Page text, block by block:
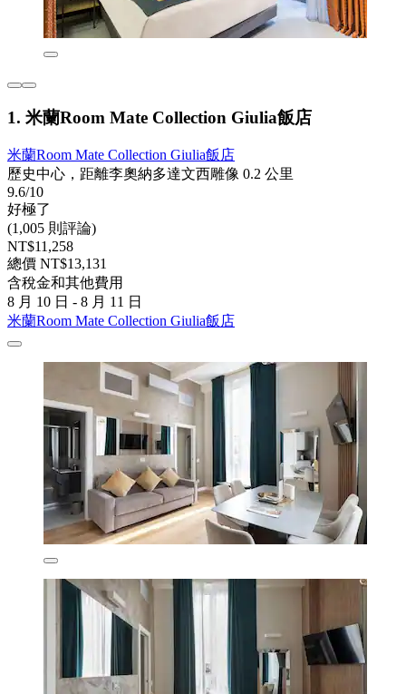
1. 米蘭Room Mate Collection Giulia飯店
米蘭Room Mate Collection Giulia飯店
歷史中心，距離李奧納多達文西雕像 0.2 公里
9.6/10
好極了
(1,005 則評論)
NT$11,258
總價 NT$13,131
含稅金和其他費用
8 月 10 日 - 8 月 11 日
米蘭Room Mate Collection Giulia飯店